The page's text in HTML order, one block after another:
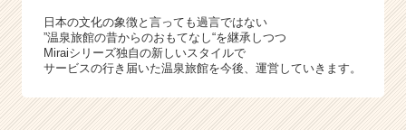
日本の文化の象徴と言っても過言ではない
”温泉旅館の昔からのおもてなし“を継承しつつ
Miraiシリーズ独自の新しいスタイルで
サービスの行き届いた温泉旅館を今後、運営していきます。